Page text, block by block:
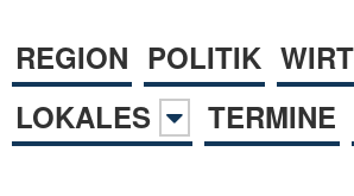
REGION POLITIK
LOKALES
TERMINE